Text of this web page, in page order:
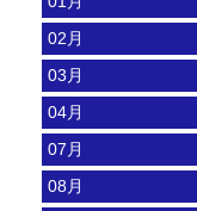
02月
03月
04月
07月
08月